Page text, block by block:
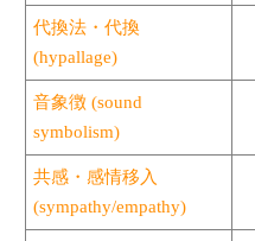
代換法・代換
(hypallage)
音象徴 (sound
symbolism)
共感・感情移入
(sympathy/empathy)